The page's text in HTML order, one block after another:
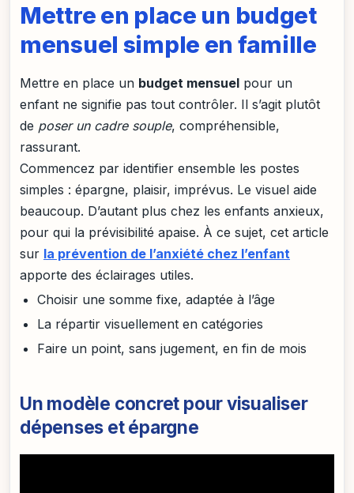
Mettre en place un budget
mensuel simple en famille
Mettre en place un budget mensuel pour un
enfant ne signifie pas tout contrôler. Il s’agit plutôt
de poser un cadre souple, compréhensible,
rassurant.
Commencez par identifier ensemble les postes
simples : épargne, plaisir, imprévus. Le visuel aide
beaucoup. D’autant plus chez les enfants anxieux,
pour qui la prévisibilité apaise. À ce sujet, cet article
sur la prévention de l’anxiété chez l’enfant
apporte des éclairages utiles.
Choisir une somme fixe, adaptée à l’âge
La répartir visuellement en catégories
Faire un point, sans jugement, en fin de mois
Un modèle concret pour visualiser
dépenses et épargne